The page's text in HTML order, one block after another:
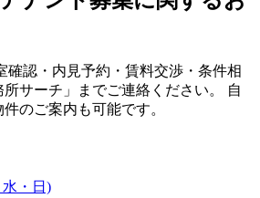
確認・内見予約・賃料交渉・条件相
サーチ」までご連絡ください。 自
のご案内も可能です。
水・日)